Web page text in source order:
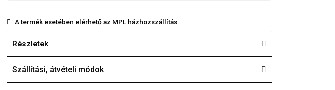
A termék esetében elérhető az MPL házhozszállítás.
Részletek
Szállítási, átvételi módok